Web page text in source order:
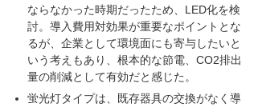
ならなかった時期だったため、LED化を検
討。導入費用対効果が重要なポイントとな
るが、企業として環境面にも寄与したいと
いう考えもあり、根本的な節電、CO2排出
量の削減として有効だと感じた。
蛍光灯タイプは、既存器具の交換がなく導